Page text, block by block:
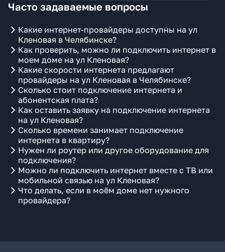
Часто задаваемые вопросы
Какие интернет-провайдеры доступны на ул
Кленовая в Челябинске?
Как проверить, можно ли подключить интернет в
моем доме на ул Кленовая?
Какие скорости интернета предлагают
провайдеры на ул Кленовая в Челябинске?
Сколько стоит подключение интернета и
абонентская плата?
Как оставить заявку на подключение интернета
на ул Кленовая?
Сколько времени занимает подключение
интернета в квартиру?
Нужен ли роутер или другое оборудование для
подключения?
Можно ли подключить интернет вместе с ТВ или
мобильной связью на ул Кленовая?
Что делать, если в моём доме нет нужного
провайдера?